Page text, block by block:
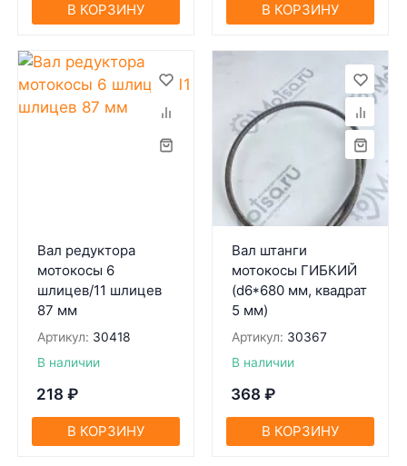
В КОРЗИНУ В КОРЗИНУ
Вал редуктора
мотокосы 6
шлицев/11 шлицев
87 мм
Артикул: 30418
В наличии
218 ₽
В КОРЗИНУ
Вал штанги
мотокосы ГИБКИЙ
(d6*680 мм, квадрат
5 мм)
Артикул: 30367
В наличии
368 ₽
В КОРЗИНУ